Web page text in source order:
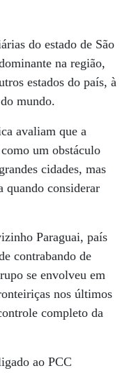
do estado de São
na região,
estados do país, à
mundo.
avaliam que a
um obstáculo
cidades, mas
quando considerar
Paraguai, país
contrabando de
se envolveu em
nos últimos
completo da
ao PCC